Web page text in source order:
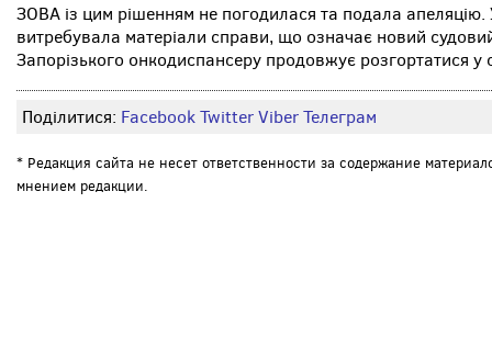
ЗОВА із цим рішенням не погодилася та подала апеляцію.
витребувала матеріали справи, що означає новий
Запорізького онкодиспансеру продовжує розгортатися у
Поділитися: FacebookTwitterViberТелеграм
* Редакция сайта не несет ответственности за содержание
мнением редакции.